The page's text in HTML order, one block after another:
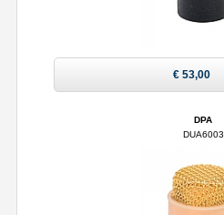
€ 53,00
DPA
DUA6003